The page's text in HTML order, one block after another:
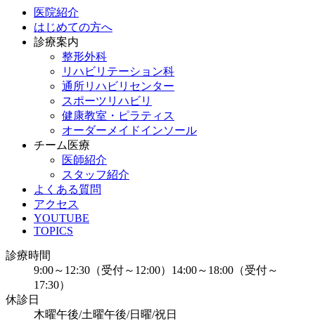
医院紹介
はじめての方へ
診療案内
整形外科
リハビリテーション科
通所リハビリセンター
スポーツリハビリ
健康教室・ピラティス
オーダーメイドインソール
チーム医療
医師紹介
スタッフ紹介
よくある質問
アクセス
YOUTUBE
TOPICS
診療時間
9:00～12:30（受付～12:00）14:00～18:00（受付～
17:30）
休診日
木曜午後/土曜午後/日曜/祝日